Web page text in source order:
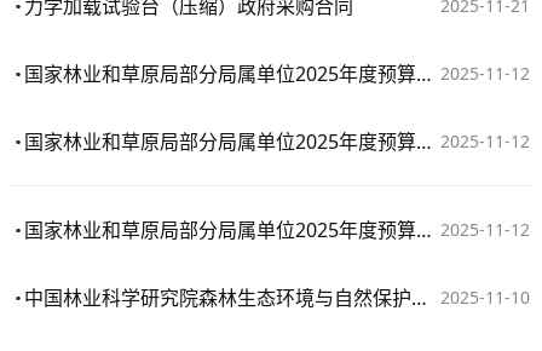
2025-11-21
力学加载试验台（压缩）政府采购合同
2025-11-12
国家林业和草原局部分局属单位2025年度预算执行审计项目采购服务合同（一包）
2025-11-12
国家林业和草原局部分局属单位2025年度预算执行审计项目采购服务合同（二包）
2025-11-12
国家林业和草原局部分局属单位2025年度预算执行审计项目采购服务合同（三包）
2025-11-10
中国林业科学研究院森林生态环境与自然保护研究所无人机载激光雷达系统采购项目合同公告